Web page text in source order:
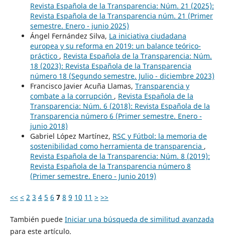
Revista Española de la Transparencia: Núm. 21 (2025):
Revista Española de la Transparencia núm. 21 (Primer
semestre. Enero - junio 2025)
Ángel Fernández Silva, La iniciativa ciudadana
europea y su reforma en 2019: un balance teórico-
práctico , Revista Española de la Transparencia: Núm.
18 (2023): Revista Española de la Transparencia
número 18 (Segundo semestre. Julio - diciembre 2023)
Francisco Javier Acuña Llamas, Transparencia y
combate a la corrupción , Revista Española de la
Transparencia: Núm. 6 (2018): Revista Española de la
Transparencia número 6 (Primer semestre. Enero -
junio 2018)
Gabriel López Martínez, RSC y Fútbol: la memoria de
sostenibilidad como herramienta de transparencia ,
Revista Española de la Transparencia: Núm. 8 (2019):
Revista Española de la Transparencia número 8
(Primer semestre. Enero - Junio 2019)
<< < 2 3 4 5 6 7 8 9 10 11 > >>
También puede Iniciar una búsqueda de similitud avanzada
para este artículo.